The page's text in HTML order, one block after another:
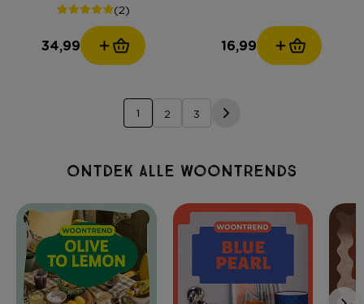
(2)
34,99 16,99
1 2 3
Ontdek alle woontrends